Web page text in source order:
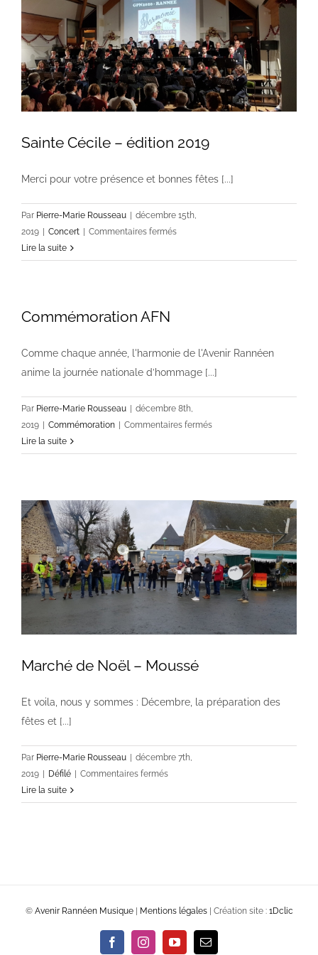
Sainte Cécile – édition 2019
Merci pour votre présence et bonnes fêtes [...]
Par Pierre-Marie Rousseau | décembre 15th,
2019 | Concert | Commentaires ferméssur
Cécile
Lire la suite
Commémoration AFN
Comme chaque année, l'harmonie de l'Avenir Rannéen
anime la journée nationale d’hommage [...]
Par Pierre-Marie Rousseau | décembre 8th,
2019 | Commémoration | Commentaires ferméssur
AFN
Lire la suite
Marché de Noël – Moussé
Et voila, nous y sommes : Décembre, la préparation des
fêtes et [...]
Par Pierre-Marie Rousseau | décembre 7th,
2019 | Défilé | Commentaires ferméssur
de
Lire la suite
© Avenir Rannéen Musique| Mentions légales| Création site : 1Dclic
FacebookInstagramYouTubeEmail